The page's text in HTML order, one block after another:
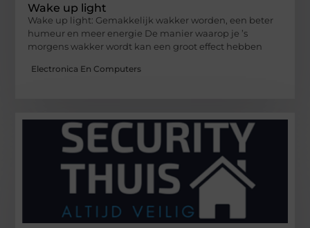
Wake up light
Wake up light: Gemakkelijk wakker worden, een beter
humeur en meer energie De manier waarop je ’s
morgens wakker wordt kan een groot effect hebben
Electronica En Computers